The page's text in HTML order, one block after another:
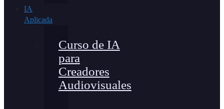
IA
Aplicada
Curso de IA
para
Creadores
Audiovisuales